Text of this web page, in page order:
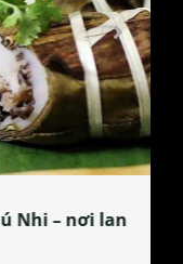
– nơi lan